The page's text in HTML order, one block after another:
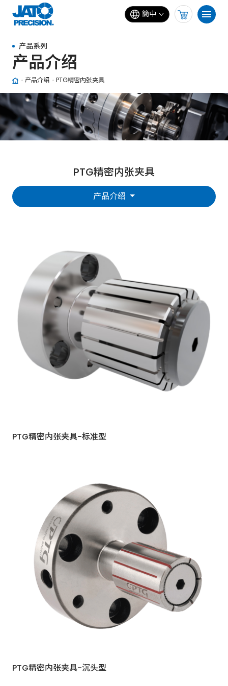
簡中
产品系列
产品介绍
产品介绍 PTG精密内张夹具
PTG精密内张夹具
产品介绍
PTG精密内张夹具-标准型
PTG精密内张夹具-沉头型